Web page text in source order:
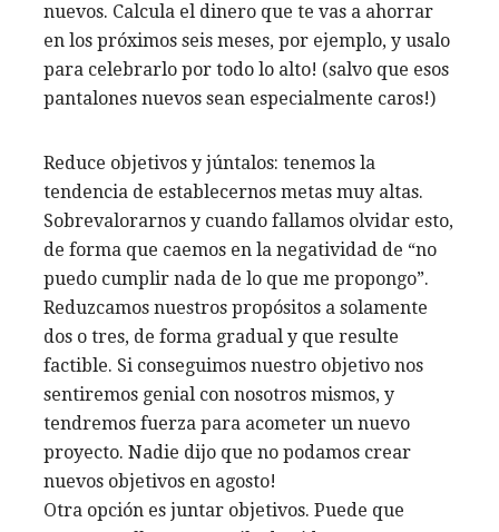
nuevos. Calcula el dinero que te vas a ahorrar
en los próximos seis meses, por ejemplo, y usalo
para celebrarlo por todo lo alto! (salvo que esos
pantalones nuevos sean especialmente caros!)
Reduce objetivos y júntalos: tenemos la
tendencia de establecernos metas muy altas.
Sobrevalorarnos y cuando fallamos olvidar esto,
de forma que caemos en la negatividad de “no
puedo cumplir nada de lo que me propongo”.
Reduzcamos nuestros propósitos a solamente
dos o tres, de forma gradual y que resulte
factible. Si conseguimos nuestro objetivo nos
sentiremos genial con nosotros mismos, y
tendremos fuerza para acometer un nuevo
proyecto. Nadie dijo que no podamos crear
nuevos objetivos en agosto!
Otra opción es juntar objetivos. Puede que